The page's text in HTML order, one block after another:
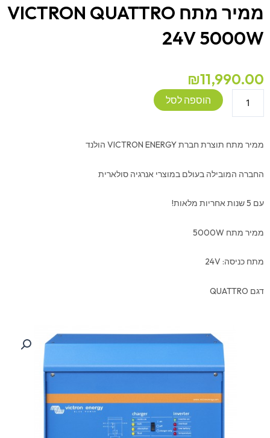
ממיר מתח VICTRON QUATTRO
24V 5000W
₪11,990.00
הוספה לסל
ממיר מתח תוצרת חברת VICTRON ENERGY הולנד
החברה המובילה בעולם במוצרי אנרגיה סולארית
עם 5 שנות אחריות מלאות!
ממיר מתח 5000W
מתח כניסה: 24V
דגם QUATTRO